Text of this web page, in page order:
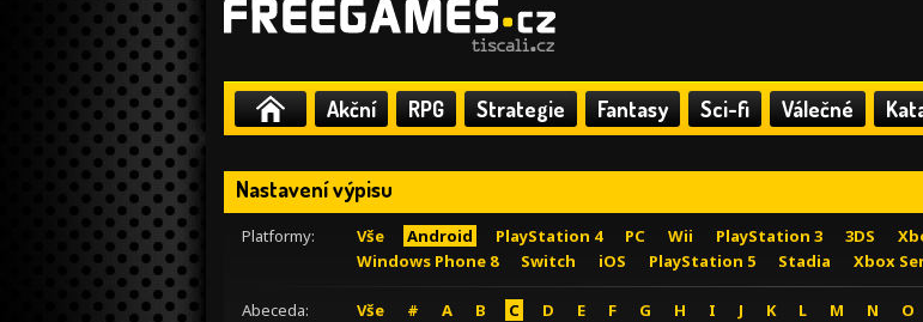
Akční RPG Strategie Fantasy Sci-fi Válečné
Nastavení výpisu
Platformy: Vše Android PlayStation 4 PC Wii PlayStation 3 3DS
Windows Phone 8
Switch iOS PlayStation 5 Stadia Xbox
Abeceda: Vše # A B C D E F G H I J K L M N O